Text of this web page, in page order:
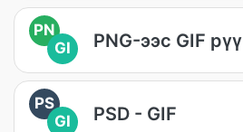
PN
GI
PNG-ээс GIF рүү
PS
GI
PSD - GIF